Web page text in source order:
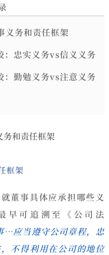
义务和责任框架
：忠实义务vs信义义务
：勤勉义务vs注意义务
务和责任框架
框架
董事具体应承担哪些义
早可追溯至《公司法
…应当遵守公司章程，忠
不得利用在公司的地位